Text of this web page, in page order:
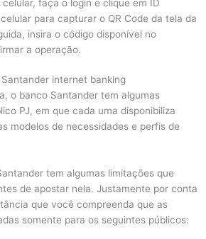
faça o login e clique em ID
para capturar o QR Code da tela da
insira o código disponível no
a operação.
internet banking
o banco Santander tem algumas
PJ, em que cada uma disponibiliza
modelos de necessidades e perfis de
tem algumas limitações que
de apostar nela. Justamente por conta
que você compreenda que as
somente para os seguintes públicos: